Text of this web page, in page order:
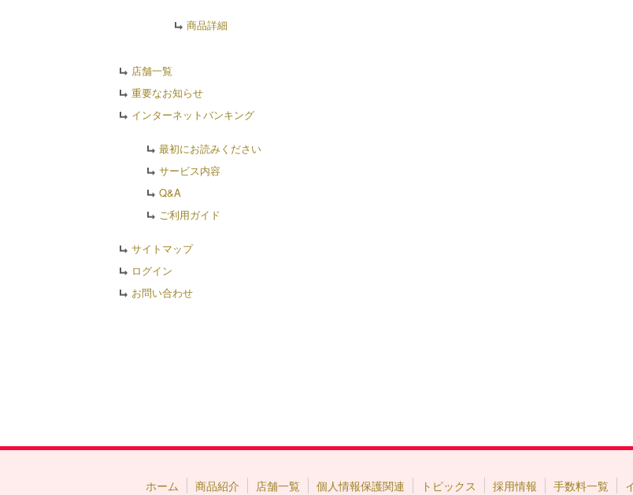
商品詳細
店舗一覧
重要なお知らせ
インターネットバンキング
最初にお読みください
サービス内容
Q&A
ご利用ガイド
サイトマップ
ログイン
お問い合わせ
ホーム 商品紹介 店舗一覧 個人情報保護関連 トピックス 採用情報 手数料一覧